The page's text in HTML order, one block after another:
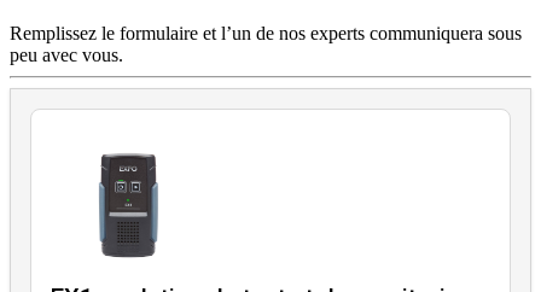
Soutien
Services
Acheter
Ressources
S'enregistrer
Se
connecter
Remplissez le formulaire et l’un de nos experts communiquera sous
peu avec vous.